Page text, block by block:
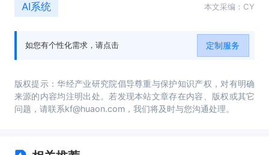
AI系统 本文采编：CY
如您有个性化需求，请点击 定制服务
版权提示：华经产业研究院倡导尊重与保护知识产权，对有明确
来源的内容均注明出处。若发现本站文章存在内容、版权或其它
问题，请联系kf@huaon.com，我们将及时与您沟通处理。